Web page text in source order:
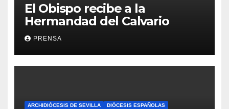
El Obispo recibe a la
Hermandad del Calvario
PRENSA
ARCHIDIÓCESIS DE SEVILLA DIÓCESIS ESPAÑOLAS